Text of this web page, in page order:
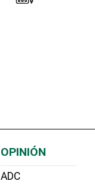
OPINIÓN
ADC